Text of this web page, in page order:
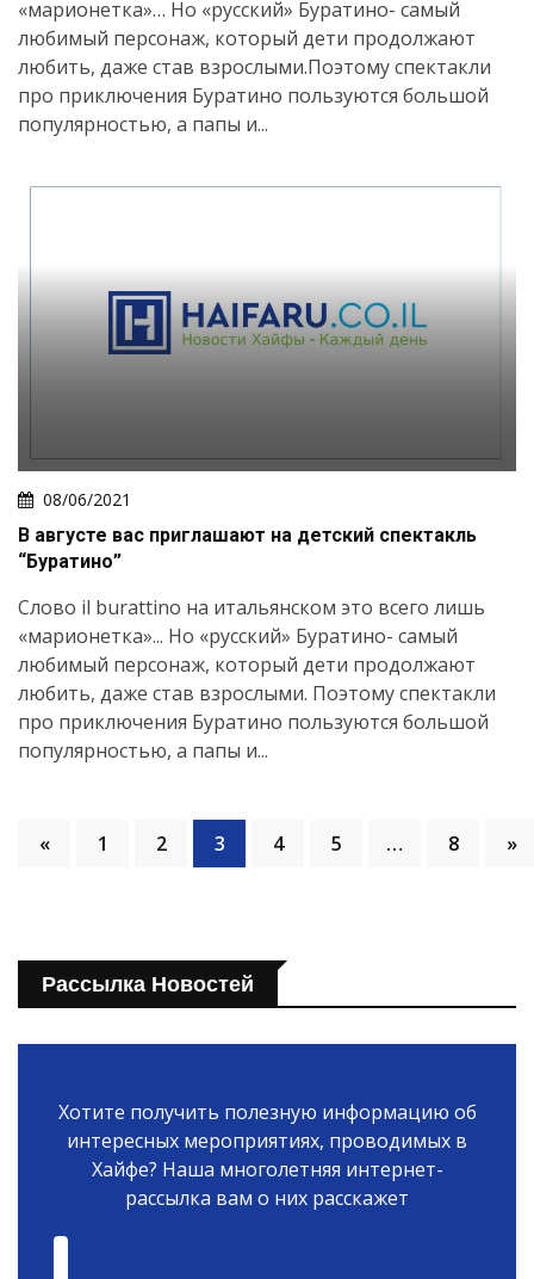
Искать
«марионетка»… Но «русский» Буратино- самый
любимый персонаж, который дети продолжают
любить, даже став взрослыми.Поэтому спектакли
про приключения Буратино пользуются большой
популярностью, а папы и...
08/06/2021
В августе вас приглашают на детский спектакль
“Буратино”
Слово il burattino на итальянском это всего лишь
«марионетка»... Но «русский» Буратино- самый
любимый персонаж, который дети продолжают
любить, даже став взрослыми. Поэтому спектакли
про приключения Буратино пользуются большой
популярностью, а папы и...
« 1 2 3 4 5 … 8 »
Рассылка Новостей
Хотите получить полезную информацию об
интересных мероприятиях, проводимых в
Хайфе? Наша многолетняя интернет-
рассылка вам о них расскажет